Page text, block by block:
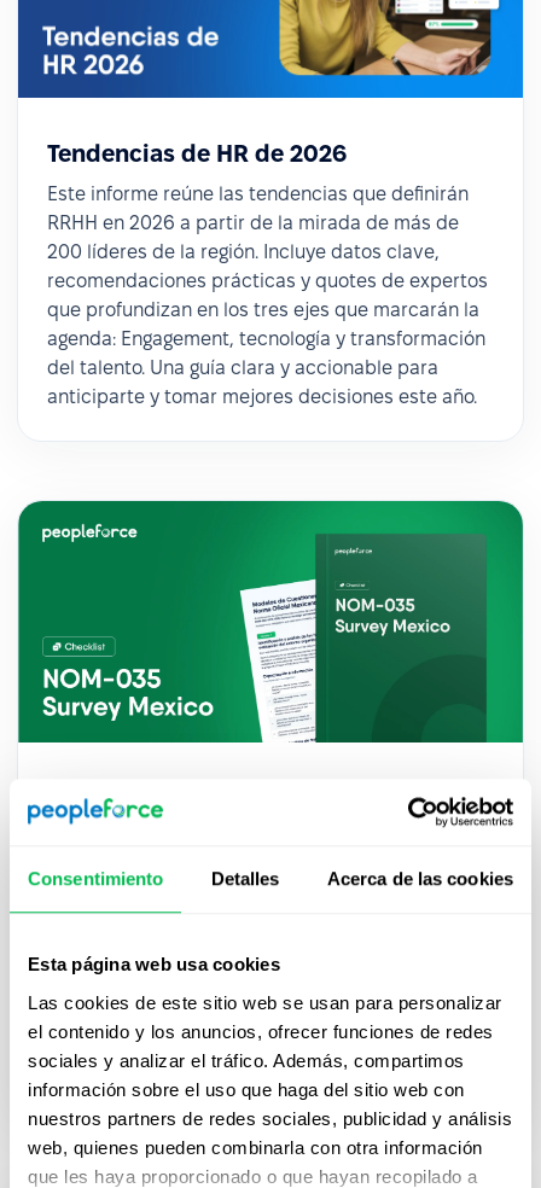
Consentimiento Detalles Acerca de las cookies
Esta página web usa cookies
Las cookies de este sitio web se usan para personalizar
el contenido y los anuncios, ofrecer funciones de redes
sociales y analizar el tráfico. Además, compartimos
información sobre el uso que haga del sitio web con
nuestros partners de redes sociales, publicidad y análisis
web, quienes pueden combinarla con otra información
que les haya proporcionado o que hayan recopilado a
Tendencias de HR de 2026
Este informe reúne las tendencias que definirán
RRHH en 2026 a partir de la mirada de más de
200 líderes de la región. Incluye datos clave,
recomendaciones prácticas y quotes de expertos
que profundizan en los tres ejes que marcarán la
agenda: Engagement, tecnología y transformación
del talento. Una guía clara y accionable para
anticiparte y tomar mejores decisiones este año.
Modelos de Cuestionarios Norma
Oficial Mexicana-035
Cumplir con la NOM-035-STPS-2018 es clave para
recomendados por la normativa para identificar
detectar casos de trabajadores expuestos a
acontecimientos traumáticos, fortaleciendo así la
salud y el bienestar de tu equipo.